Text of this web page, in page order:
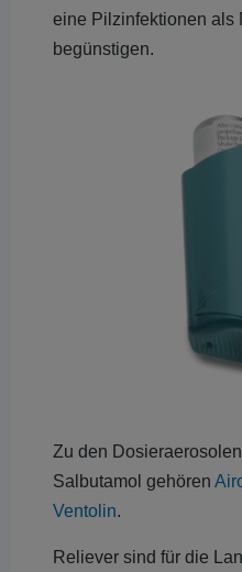
eine Pilzinfektionen als
begünstigen.
Zu den
Salbutamol gehören
Ventolin.
Reliever sind für die